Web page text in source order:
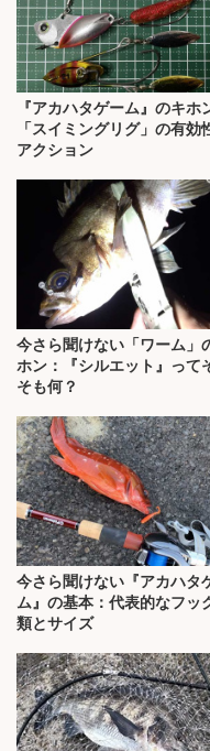
『アカハタゲーム』のキホ
「スイミングリグ」の有効
アクション
今さら聞けない「ワーム」
ホン：『シルエット』って
そも何？
今さら聞けない『アカハタ
ム』の基本：代表的なフッ
類とサイズ